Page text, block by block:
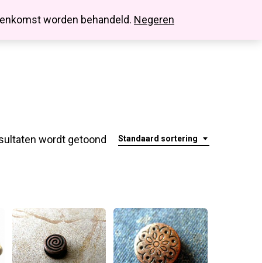
worden behandeld. Negeren
Standaard sortering
wordt getoond